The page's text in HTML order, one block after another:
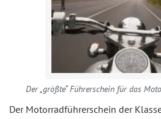
Der „größte“ Führerschein für das
Der Motorradführerschein der